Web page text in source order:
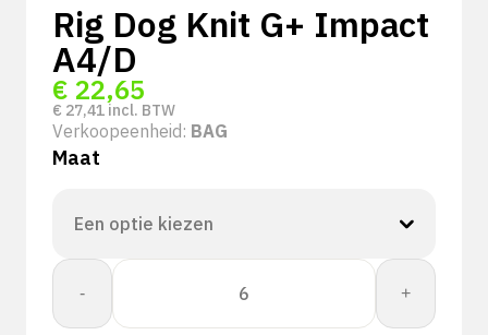
Rig Dog Knit G+ Impact
A4/D
€ 22,65
€ 27,41 incl. BTW
Verkoopeenheid: BAG
Maat
-
Rig
Dog
Knit
+